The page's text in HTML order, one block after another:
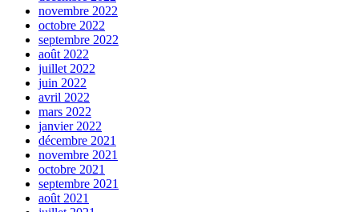
novembre 2022
octobre 2022
septembre 2022
août 2022
juillet 2022
juin 2022
avril 2022
mars 2022
janvier 2022
décembre 2021
novembre 2021
octobre 2021
septembre 2021
août 2021